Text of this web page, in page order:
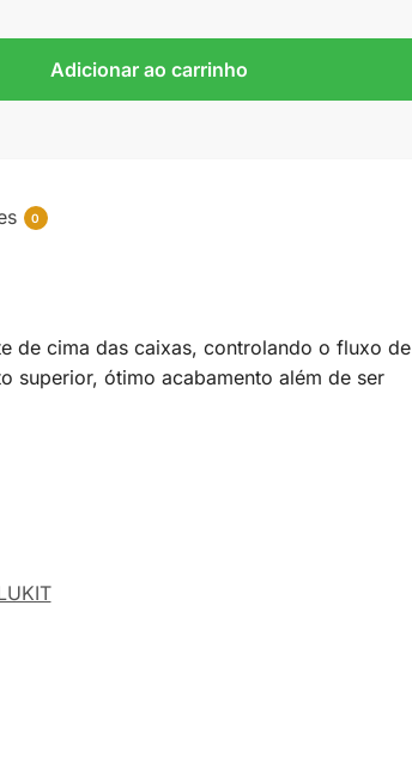
Adicionar ao carrinho
0
de cima das caixas, controlando o fluxo de
superior, ótimo acabamento além de ser